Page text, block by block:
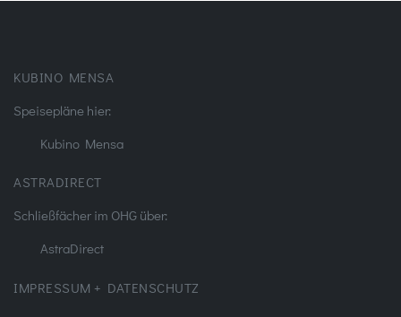
KUBINO MENSA
Speisepläne hier:
Kubino Mensa
ASTRADIRECT
Schließfächer im OHG über:
AstraDirect
IMPRESSUM + DATENSCHUTZ